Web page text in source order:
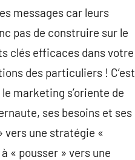
messages car leurs
pas de construire sur le
clés efficaces dans votre
des particuliers ! C’est
marketing s’oriente de
ses besoins et ses
vers une stratégie «
« pousser » vers une